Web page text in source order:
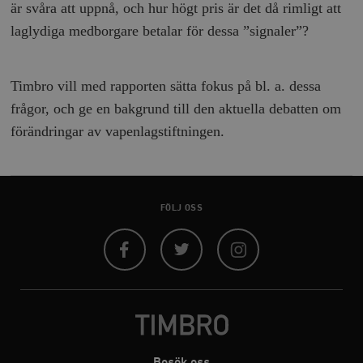
är svåra att uppnå, och hur högt pris är det då rimligt att
laglydiga medborgare betalar för dessa ”signaler”?
Timbro vill med rapporten sätta fokus på bl. a. dessa
frågor, och ge en bakgrund till den aktuella debatten om
förändringar av vapenlagstiftningen.
FÖLJ OSS
Strikt nödvändiga kakor tillåter
och kontohantering. Webbplatsen kan inte användas
/ Domän
woocommerce_cart_hash
Automattic